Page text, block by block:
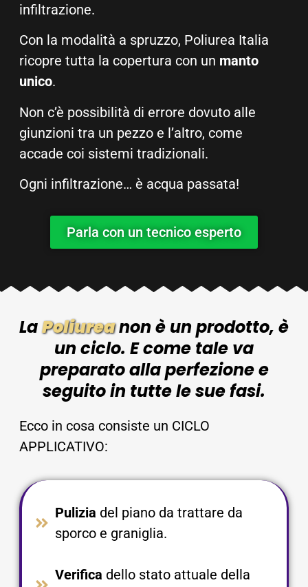
infiltrazione.
Con la modalità a spruzzo, Poliurea Italia
ricopre tutta la copertura con un manto
unico.
Non c’è possibilità di errore dovuto alle
giunzioni tra un pezzo e l’altro, come
accade coi sistemi tradizionali.
Ogni infiltrazione… è acqua passata!
Parla con un tecnico esperto
LaPoliureanon è un prodotto, è
un ciclo. E come tale va
preparato alla perfezione e
seguito in tutte le sue fasi.
Ecco in cosa consiste un CICLO
APPLICATIVO:
Pulizia del piano da trattare da
sporco e graniglia.​
Verifica dello stato attuale della